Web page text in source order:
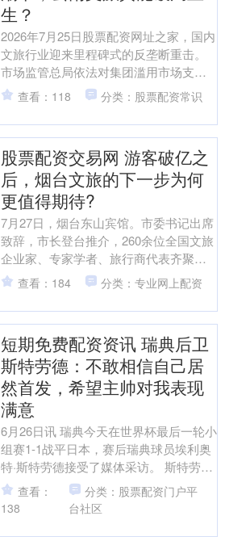
生？
2026年7月25日股票配资网址之家，国内
文旅行业迎来里程碑式的反垄断重击。
市场监管总局依法对集团滥用市场支配
地位、实施垄断经营的行为作出顶格处
罚，罚没款合计5....
查看：118 分类：股票配资常识
股票配资交易网 游客破亿之
后，烟台文旅的下一步为何
更值得期待?
7月27日，烟台东山宾馆。市委书记出席
致辞，市长登台推介，260余位全国文旅
企业家、专家学者、旅行商代表齐聚黄
海之滨。一座GDP过万亿城市的党政主
官同时为一场文....
查看：184 分类：专业网上配资
短期免费配资资讯 瑞典后卫
斯特劳德：不敢相信自己居
然首发，希望主帅对我表现
满意
6月26日讯 瑞典今天在世界杯最后一轮小
组赛1-1战平日本，赛后瑞典球员埃利奥
特·斯特劳德接受了媒体采访。 斯特劳德
说道：“我自己都几乎不敢相信我会首
发，我非常....
查看：
138
分类：股票配资门户平
台社区